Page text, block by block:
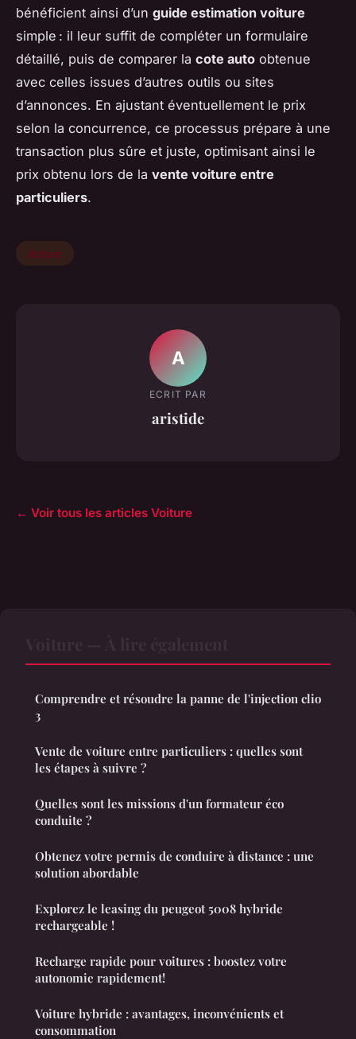
bénéficient ainsi d’un guide estimation voiture
simple : il leur suffit de compléter un formulaire
détaillé, puis de comparer la cote auto obtenue
avec celles issues d’autres outils ou sites
d’annonces. En ajustant éventuellement le prix
selon la concurrence, ce processus prépare à une
transaction plus sûre et juste, optimisant ainsi le
prix obtenu lors de la vente voiture entre
particuliers.
Voiture
A
ECRIT PAR
aristide
← Voir tous les articles Voiture
Comprendre et résoudre la panne de l'injection clio
3
Vente de voiture entre particuliers : quelles sont
les étapes à suivre ?
Quelles sont les missions d'un formateur éco
conduite ?
Obtenez votre permis de conduire à distance : une
solution abordable
Explorez le leasing du peugeot 5008 hybride
rechargeable !
Recharge rapide pour voitures : boostez votre
autonomie rapidement!
Voiture hybride : avantages, inconvénients et
consommation